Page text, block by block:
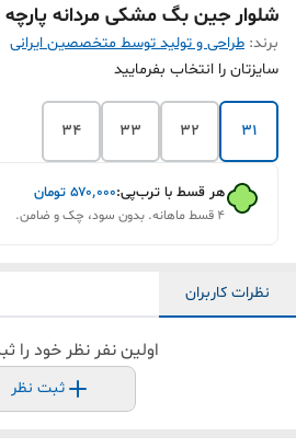
شلوار جین بگ مشکی مردانه پارچه
برند: طراحی و تولید توسط متخصصین ایرانی
سایزتان را انتخاب بفرمایید
31
32
33
34
هر قسط با ترب‌پی:۵۷۰٬۰۰۰ تومان
۴ قسط ماهانه. بدون سود، چک و ضامن.
نظرات کاربران
اولین نفر نظر خود را
ثبت نظر